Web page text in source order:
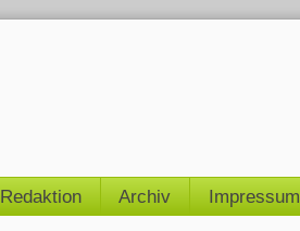
Redaktion Archiv Impressum